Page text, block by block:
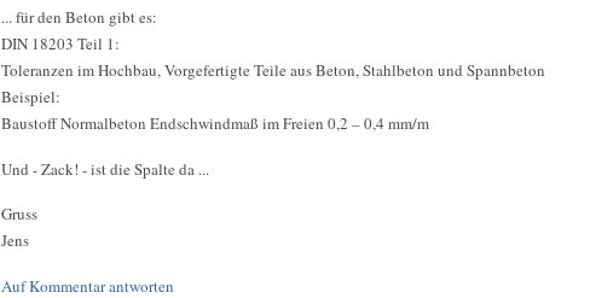
... für den Beton gibt es:
DIN 18203 Teil 1:
Toleranzen im Hochbau, Vorgefertigte Teile aus Beton, Stahlbeton und Spannbeton
Beispiel:
Baustoff Normalbeton Endschwindmaß im Freien 0,2 – 0,4 mm/m
Und - Zack! - ist die Spalte da ...
Gruss
Jens
Auf Kommentar antworten